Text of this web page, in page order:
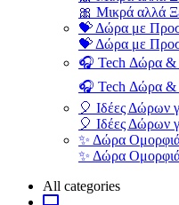
🎀 Μικρά αλλά
💝 Δώρα με
💝 Δώρα με
🎧 Tech Δώρα &
🎧 Tech Δώρα &
🎈 Ιδέες Δώρων
🎈 Ιδέες Δώρων
✨ Δώρα
✨ Δώρα
All categories